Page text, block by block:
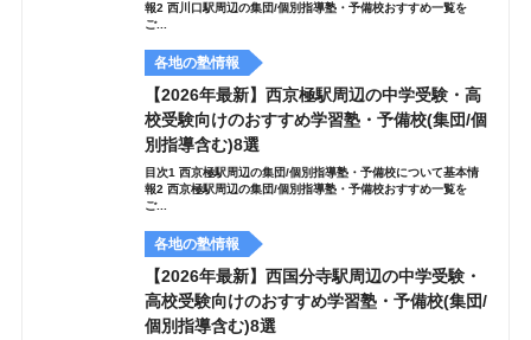
報2 西川口駅周辺の集団/個別指導塾・予備校おすすめ一覧を
ご...
各地の塾情報
【2026年最新】西京極駅周辺の中学受験・高
校受験向けのおすすめ学習塾・予備校(集団/個
別指導含む)8選
目次1 西京極駅周辺の集団/個別指導塾・予備校について基本情
報2 西京極駅周辺の集団/個別指導塾・予備校おすすめ一覧を
ご...
各地の塾情報
【2026年最新】西国分寺駅周辺の中学受験・
高校受験向けのおすすめ学習塾・予備校(集団/
個別指導含む)8選